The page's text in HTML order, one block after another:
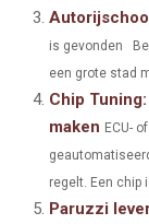
E
R
)
is gevonden
een grote stad
Chip
maken ECU-
regelt. Een chip
Paruzzi